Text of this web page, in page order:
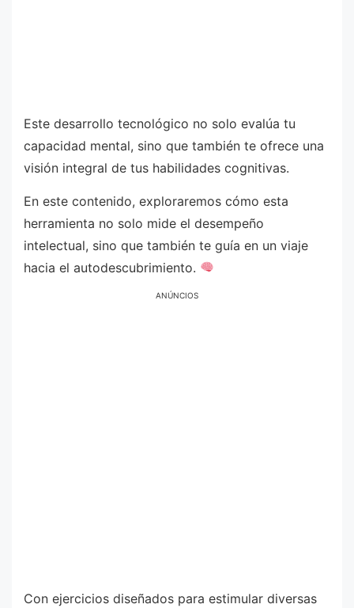
Este desarrollo tecnológico no solo evalúa tu
capacidad mental, sino que también te ofrece una
visión integral de tus habilidades cognitivas.
En este contenido, exploraremos cómo esta
herramienta no solo mide el desempeño
intelectual, sino que también te guía en un viaje
hacia el autodescubrimiento.
ANÚNCIOS
Con ejercicios diseñados para estimular diversas